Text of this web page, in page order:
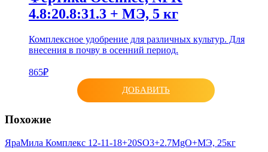
4.8:20.8:31.3 + МЭ, 5 кг
Комплексное удобрение для различных культур. Для
внесения в почву в осенний период.
865₽
ДОБАВИТЬ
Похожие
ЯраМила Комплекс 12-11-18+20SO3+2.7MgO+МЭ, 25кг